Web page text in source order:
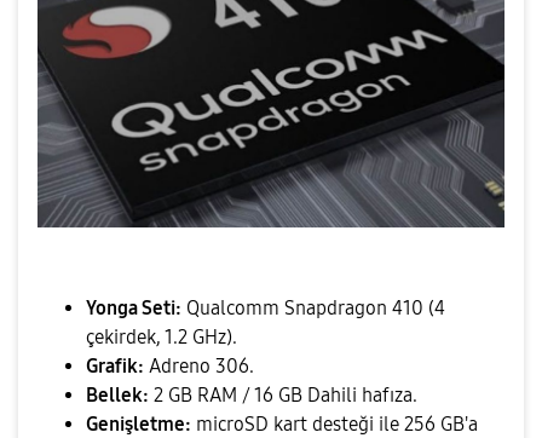
Yonga Seti: Qualcomm Snapdragon 410 (4
çekirdek, 1.2 GHz).
Grafik: Adreno 306.
Bellek: 2 GB RAM / 16 GB Dahili hafıza.
Genişletme: microSD kart desteği ile 256 GB'a